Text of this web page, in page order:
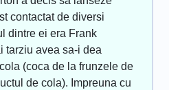
contactat de diversi
dintre ei era Frank
tarziu avea sa-i dea
(coca de la frunzele de
de cola). Impreuna cu